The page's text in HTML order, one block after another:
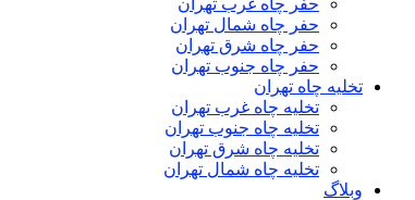
حفر چاه غرب تهران
حفر چاه شمال تهران
حفر چاه شرق تهران
حفر چاه جنوب تهران
تخلیه چاه تهران
تخلیه چاه غرب تهران
تخلیه چاه جنوب تهران
تخلیه چاه شرق تهران
تخلیه چاه شمال تهران
وبلاگ